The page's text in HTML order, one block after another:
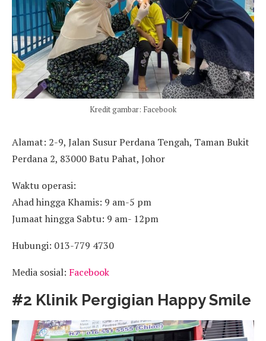
Kredit gambar: Facebook
Alamat: 2-9, Jalan Susur Perdana Tengah, Taman Bukit
Perdana 2, 83000 Batu Pahat, Johor
Waktu operasi:
Ahad hingga Khamis: 9 am-5 pm
Jumaat hingga Sabtu: 9 am- 12pm
Hubungi: 013-779 4730
Media sosial: Facebook
#2 Klinik Pergigian Happy Smile